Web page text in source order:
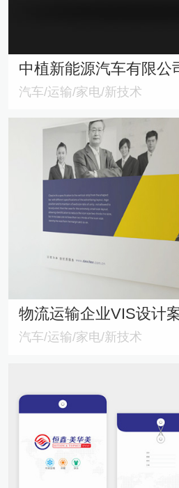
汽车/运输/家电/新技术
汽车/运输/家电/新技术